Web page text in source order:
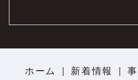
ホーム 新着情報